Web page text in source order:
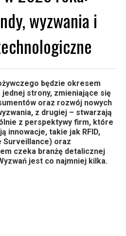
wyzwania i
będzie okresem
jednej strony, zmieniające się
oraz rozwój nowych
z drugiej – stwarzają
z perspektywy firm, które
innowacje, takie jak RFID,
Surveillance) oraz
czeka branżę detalicznej
jest co najmniej kilka.